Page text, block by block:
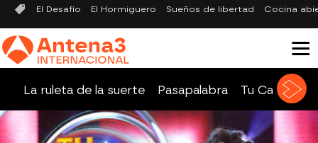
El Desafío El Hormiguero Sueños de libertad Cocina
La ruleta de la suerte Pasapalabra Tu Cara Me